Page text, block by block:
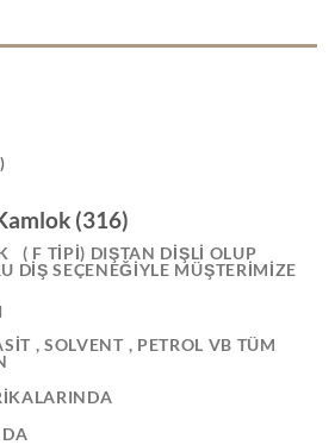
(316)
( F TİPİ) DIŞTAN DİŞLİ OLUP
DİŞ SEÇENEĞİYLE MÜŞTERİMİZE
, SOLVENT , PETROL VB TÜM